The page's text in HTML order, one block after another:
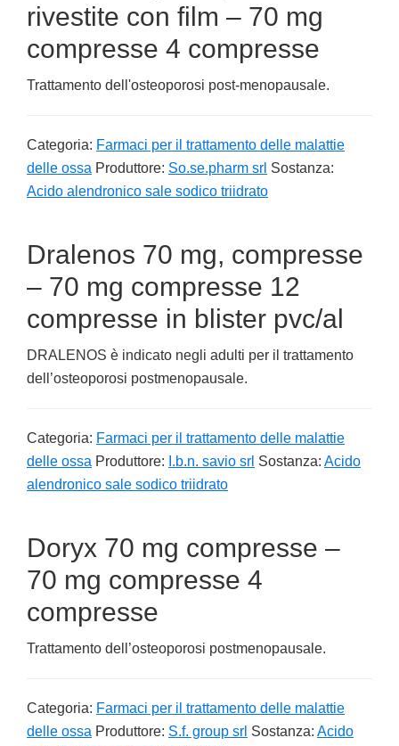
rivestite con film – 70 mg
compresse 4 compresse
Trattamento dell'osteoporosi post-menopausale.
Categoria: Farmaci per il trattamento delle malattie
delle ossa Produttore: So.se.pharm srl Sostanza:
Acido alendronico sale sodico triidrato
Dralenos 70 mg, compresse
– 70 mg compresse 12
compresse in blister pvc/al
DRALENOS è indicato negli adulti per il trattamento
dell’osteoporosi postmenopausale.
Categoria: Farmaci per il trattamento delle malattie
delle ossa Produttore: I.b.n. savio srl Sostanza: Acido
alendronico sale sodico triidrato
Doryx 70 mg compresse –
70 mg compresse 4
compresse
Trattamento dell’osteoporosi postmenopausale.
Categoria: Farmaci per il trattamento delle malattie
delle ossa Produttore: S.f. group srl Sostanza: Acido